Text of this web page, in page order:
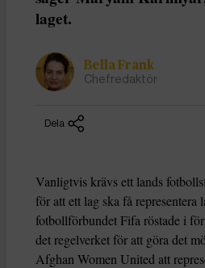
laget.
Bella Frank
Chefredaktör
Dela
Vanligtvis krävs ett lands
för att ett lag ska få representera
fotbollförbundet Fifa röstade i
det regelverket för att göra det
Afghan Women United att